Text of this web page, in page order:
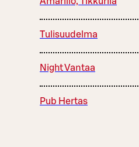
Tulisuudelma
Night Vantaa
Pub Hertas